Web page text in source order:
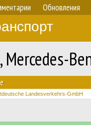
Обновления
Mercedes-
Landesverkehrs-GmbH